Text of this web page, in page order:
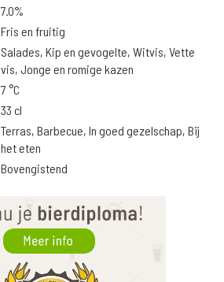
7.0%
Fris en fruitig
Salades, Kip en gevogelte, Witvis, Vette
vis, Jonge en romige kazen
7 °C
33 cl
Terras, Barbecue, In goed gezelschap, Bij
het eten
Bovengistend